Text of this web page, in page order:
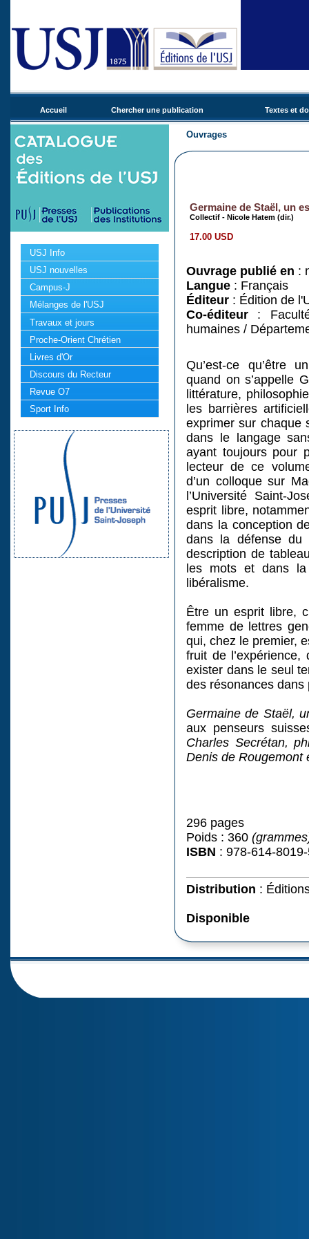
Accueil Chercher une publication Textes et
USJ Info
USJ nouvelles
Campus-J
Mélanges de l'USJ
Travaux et jours
Proche-Orient Chrétien
Livres d'Or
Discours du Recteur
Revue O7
Sport Info
Ouvrages
Germaine de Staël, un
Collectif - Nicole Hatem (dir.)
17.00 USD
Ouvrage publié en :
Langue : Français
Éditeur : Édition de
Co-éditeur :
humaines /
Qu’est-ce qu’être
quand on s’appelle
littérature,
les barrières
exprimer sur chaque
dans le langage
ayant toujours pour
lecteur de ce
d’un colloque sur
l’Université Saint-
esprit libre,
dans la conception
dans la défense du
description de
les mots et dans
libéralisme.
Être un esprit libre,
femme de lettres
qui, chez le premier,
fruit de
exister dans le seul
des résonances
Germaine de Staël,
aux penseurs
Charles Secrétan,
Denis de Rougemont
296 pages
Poids : 360
ISBN : 978-614-
Distribution :
Disponible